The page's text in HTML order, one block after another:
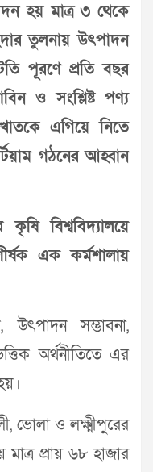
হয় মাত্র ৩ থেকে
তুলনায় উৎপাদন
পূরণে প্রতি বছর
ও সংশ্লিষ্ট পণ্য
এগিয়ে নিতে
গঠনের আহ্বান
বিশ্ববিদ্যালয়ে
এক কর্মশালায়
উৎপাদন সম্ভাবনা,
অর্থনীতিতে এর
ভোলা ও লক্ষ্মীপুরের
মাত্র প্রায় ৬৮ হাজার